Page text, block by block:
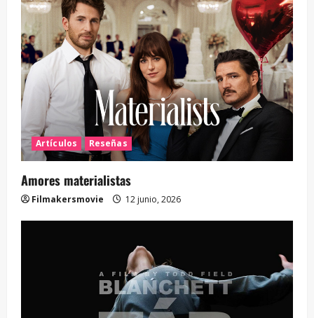
Artículos Reseñas
Amores materialistas
Filmakersmovie 12 junio, 2026